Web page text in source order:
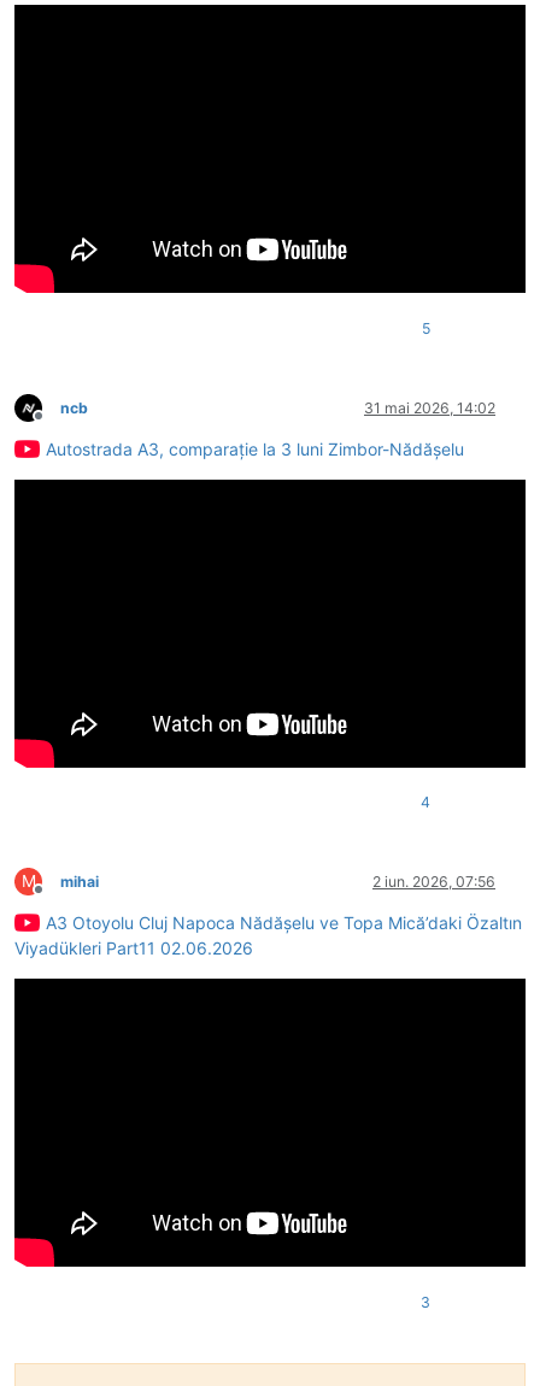
5
Deconectat
ncb 31 mai 2026, 14:02
Autostrada A3, comparație la 3 luni Zimbor-Nădășelu
4
M
Deconectat
mihai 2 iun. 2026, 07:56
A3 Otoyolu Cluj Napoca Nădășelu ve Topa Mică’daki Özaltın
Viyadükleri Part11 02.06.2026
3